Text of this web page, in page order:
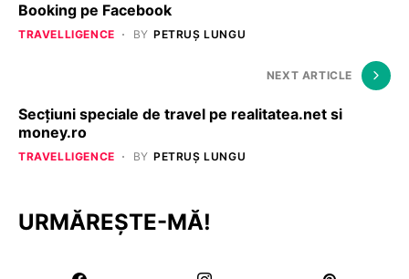
Booking pe Facebook
TRAVELLIGENCE BY PETRUȘ LUNGU
NEXT ARTICLE
Secţiuni speciale de travel pe realitatea.net si
money.ro
TRAVELLIGENCE BY PETRUȘ LUNGU
URMĂREȘTE-MĂ!